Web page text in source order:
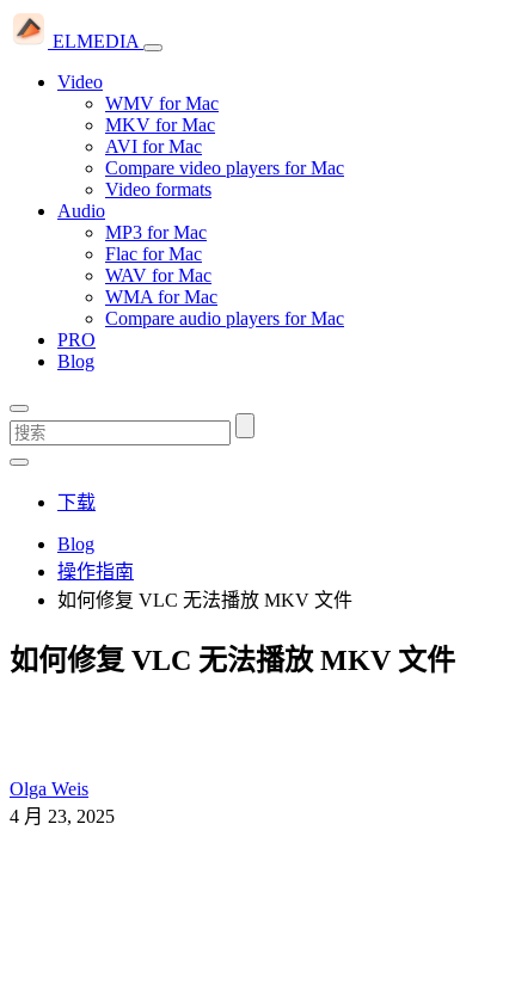
ELMEDIA
Video
WMV for Mac
MKV for Mac
AVI for Mac
Compare video players for Mac
Video formats
Audio
MP3 for Mac
Flac for Mac
WAV for Mac
WMA for Mac
Compare audio players for Mac
PRO
Blog
下载
Blog
操作指南
如何修复 VLC 无法播放 MKV 文件
如何修复 VLC 无法播放 MKV 文件
Olga Weis
4 月 23, 2025